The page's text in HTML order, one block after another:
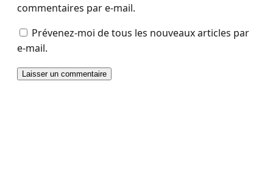
commentaires par e-mail.
Prévenez-moi de tous les nouveaux articles par
e-mail.